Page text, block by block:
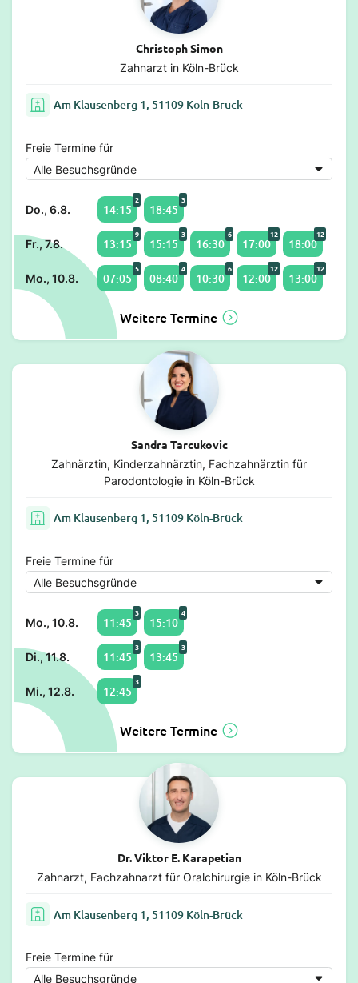
Christoph Simon
Zahnarzt in Köln-Brück
Am Klausenberg 1, 51109 Köln-Brück
Freie Termine für
Do., 6.8. 14:15
2
18:45
3
Fr., 7.8. 13:15
9
15:15
3
16:30
6
17:00
12
18:00
12
Mo., 10.8. 07:05
5
08:40
4
10:30
6
12:00
12
13:00
12
Weitere Termine
Sandra Tarcukovic
Zahnärztin, Kinderzahnärztin, Fachzahnärztin für
Parodontologie in Köln-Brück
Am Klausenberg 1, 51109 Köln-Brück
Freie Termine für
Mo., 10.8. 11:45
3
15:10
4
Di., 11.8. 11:45
3
13:45
3
Mi., 12.8. 12:45
3
Weitere Termine
Dr. Viktor E. Karapetian
Zahnarzt, Fachzahnarzt für Oralchirurgie in Köln-Brück
Am Klausenberg 1, 51109 Köln-Brück
Freie Termine für